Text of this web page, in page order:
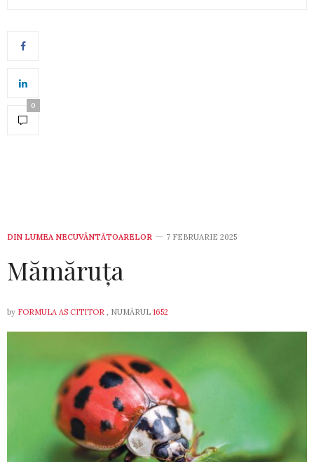
0
DIN LUMEA NECUVÂNTĂTOARELOR 7 FEBRUARIE 2025
Mămăruța
by FORMULA AS CITITOR , NUMĂRUL 1652